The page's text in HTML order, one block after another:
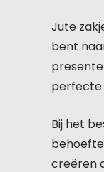
Jute
bent
perfecte
Bij het
creëren